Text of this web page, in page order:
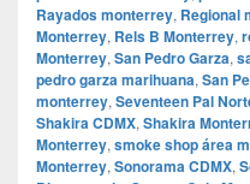
Rayados monterrey, Regional
Monterrey, Rels B Monterrey,
Monterrey, San Pedro Garza,
pedro garza marihuana, San
monterrey, Seventeen Pal
Shakira CDMX, Shakira
Monterrey, smoke shop área
Monterrey, Sonorama CDMX,